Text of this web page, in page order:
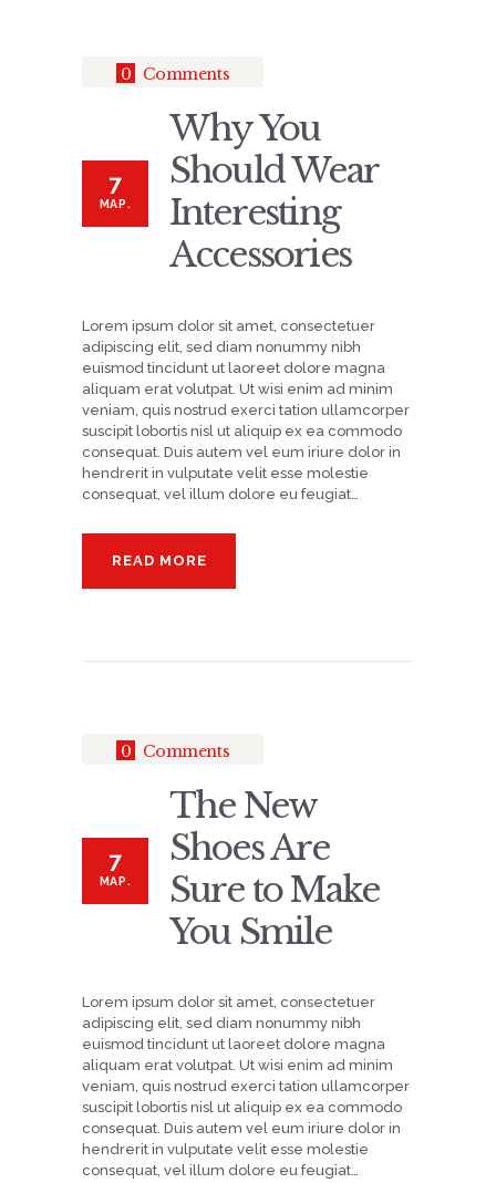
0 Comments
7
МАР.
Why You
Should Wear
Interesting
Accessories
Lorem ipsum dolor sit amet, consectetuer
adipiscing elit, sed diam nonummy nibh
euismod tincidunt ut laoreet dolore magna
aliquam erat volutpat. Ut wisi enim ad minim
veniam, quis nostrud exerci tation ullamcorper
suscipit lobortis nisl ut aliquip ex ea commodo
consequat. Duis autem vel eum iriure dolor in
hendrerit in vulputate velit esse molestie
consequat, vel illum dolore eu feugiat…
READ MORE
0 Comments
7
МАР.
The New
Shoes Are
Sure to Make
You Smile
Lorem ipsum dolor sit amet, consectetuer
adipiscing elit, sed diam nonummy nibh
euismod tincidunt ut laoreet dolore magna
aliquam erat volutpat. Ut wisi enim ad minim
veniam, quis nostrud exerci tation ullamcorper
suscipit lobortis nisl ut aliquip ex ea commodo
consequat. Duis autem vel eum iriure dolor in
hendrerit in vulputate velit esse molestie
consequat, vel illum dolore eu feugiat…